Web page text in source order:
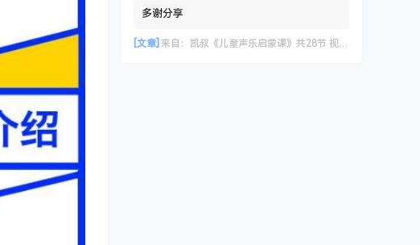
多谢分享
[文章] 来自： 凯叔《儿童声乐启蒙课》共28节 视频课程